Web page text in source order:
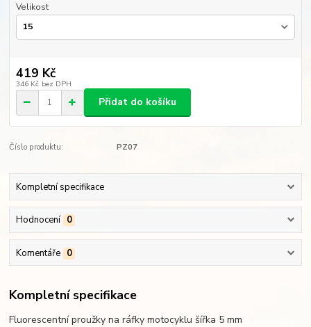
Velikost
419 Kč
346 Kč bez DPH
Přidat do košíku
Číslo produktu: PZ07
Kompletní specifikace
Hodnocení 0
Komentáře 0
Kompletní specifikace
Fluorescentní proužky na ráfky motocyklu šířka 5 mm